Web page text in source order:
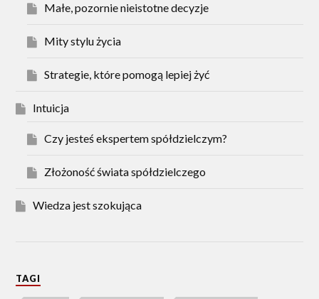
Małe, pozornie nieistotne decyzje
Mity stylu życia
Strategie, które pomogą lepiej żyć
Intuicja
Czy jesteś ekspertem spółdzielczym?
Złożoność świata spółdzielczego
Wiedza jest szokująca
TAGI